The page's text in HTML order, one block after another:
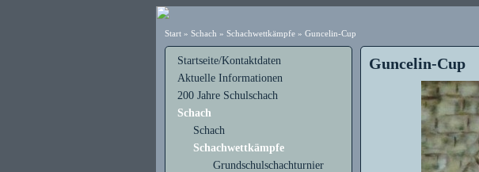
Start» Schach » Schachwettkämpfe» Guncelin-Cup
Startseite/Kontaktdaten
Aktuelle Informationen
200 Jahre Schulschach
Schach
Schach
Schachwettkämpfe
Grundschulschachturnier
Guncelin-Cup